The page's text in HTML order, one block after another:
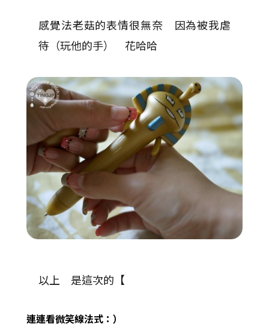
感覺法老菇的表情很無奈 因為被我虐
待（玩他的手） 花哈哈
以上 是這次的【
連連看微笑線法式：）